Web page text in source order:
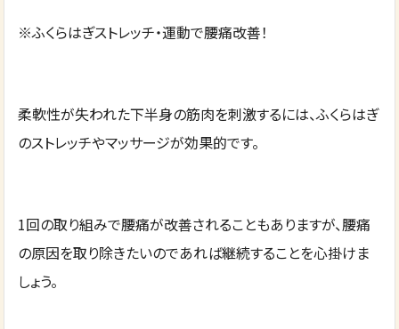
※ふくらはぎストレッチ・運動で腰痛改善！
柔軟性が失われた下半身の筋肉を刺激するには、ふくらはぎ
のストレッチやマッサージが効果的です。
1回の取り組みで腰痛が改善されることもありますが、腰痛
の原因を取り除きたいのであれば継続することを心掛けま
しょう。